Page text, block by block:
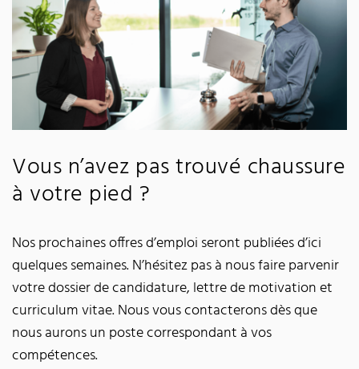
Vous n’avez pas trouvé chaussure
à votre pied ?
Nos prochaines offres d’emploi seront publiées d’ici
quelques semaines. N’hésitez pas à nous faire parvenir
votre dossier de candidature, lettre de motivation et
curriculum vitae. Nous vous contacterons dès que
nous aurons un poste correspondant à vos
compétences.